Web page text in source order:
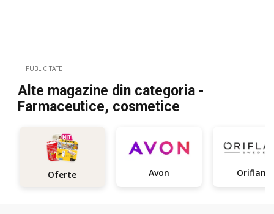
PUBLICITATE
Alte magazine din categoria -
Farmaceutice, cosmetice
Oferte Avon Oriflame